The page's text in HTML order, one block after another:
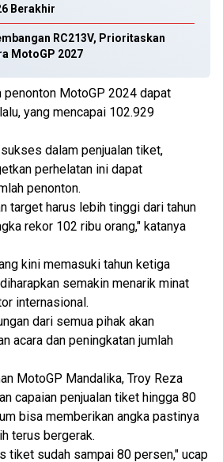
Berakhir
RC213V, Prioritaskan
MotoGP 2027
penonton MotoGP 2024 dapat
yang mencapai 102.929
dalam penjualan tiket,
perhelatan ini dapat
penonton.
target harus lebih tinggi dari tahun
rekor 102 ribu orang," katanya
kini memasuki tahun ketiga
semakin menarik minat
internasional.
dari semua pihak akan
acara dan peningkatan jumlah
MotoGP Mandalika, Troy Reza
capaian penjualan tiket hingga 80
bisa memberikan angka pastinya
terus bergerak.
tiket sudah sampai 80 persen," ucap